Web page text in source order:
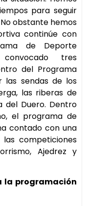
para seguir
obstante hemos
continúe con
de Deporte
tres
del Programa
las sendas de los
las riberas de
del Duero. Dentro
el programa de
contado con una
competiciones
Ajedrez y
la programación